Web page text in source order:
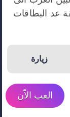
عد البطاقات
زيارة
العب الاّن